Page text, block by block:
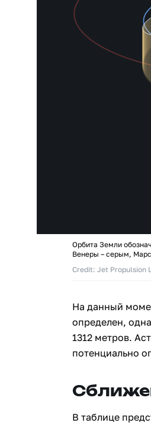
Орбита Земли
Венеры – серым,
Credit: Jet Propulsion
На данный
определен,
1312 метров.
потенциально
В таблице